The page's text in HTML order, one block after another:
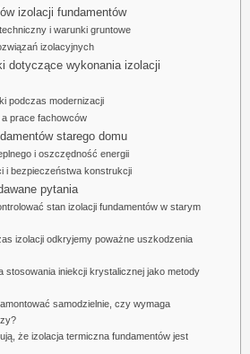
izolacji fundamentów
i warunki gruntowe
izolacyjnych
dotyczące wykonania izolacji
podczas modernizacji
prace fachowców
starego domu
i oszczędność energii
i bezpieczeństwa konstrukcji
pytania
stan izolacji fundamentów w starym
izolacji odkryjemy poważne uszkodzenia
stosowania iniekcji krystalicznej jako metody
samodzielnie, czy wymaga
że izolacja termiczna fundamentów jest